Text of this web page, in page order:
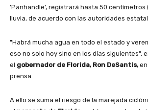
'Panhandle', registrará hasta 50 centímetros
lluvia, de acuerdo con las autoridades
"Habrá mucha agua en todo el estado y
eso no solo hoy sino en los días siguientes",
el gobernador de Florida, Ron DeSantis,en
prensa.
A ello se suma el riesgo de la marejada